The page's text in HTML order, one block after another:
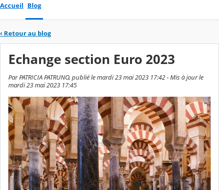
Accueil Blog
‹ Retour au blog
Echange section Euro 2023
Par PATRICIA PATRUNO, publié le mardi 23 mai 2023 17:42 - Mis à jour le
mardi 23 mai 2023 17:45